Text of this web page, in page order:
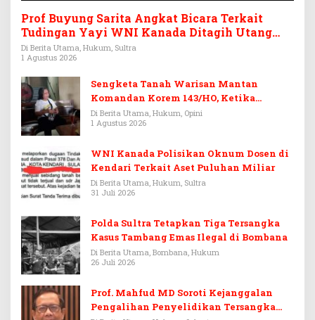
Prof Buyung Sarita Angkat Bicara Terkait
Tudingan Yayi WNI Kanada Ditagih Utang
Rp3,6 Miliar
Di Berita Utama, Hukum, Sultra
1 Agustus 2026
Sengketa Tanah Warisan Mantan
Komandan Korem 143/HO, Ketika
Warisan Menjadi Arena Pemerasan
Di Berita Utama, Hukum, Opini
1 Agustus 2026
WNI Kanada Polisikan Oknum Dosen di
Kendari Terkait Aset Puluhan Miliar
Di Berita Utama, Hukum, Sultra
31 Juli 2026
Polda Sultra Tetapkan Tiga Tersangka
Kasus Tambang Emas Ilegal di Bombana
Di Berita Utama, Bombana, Hukum
26 Juli 2026
Prof. Mahfud MD Soroti Kejanggalan
Pengalihan Penyelidikan Tersangka